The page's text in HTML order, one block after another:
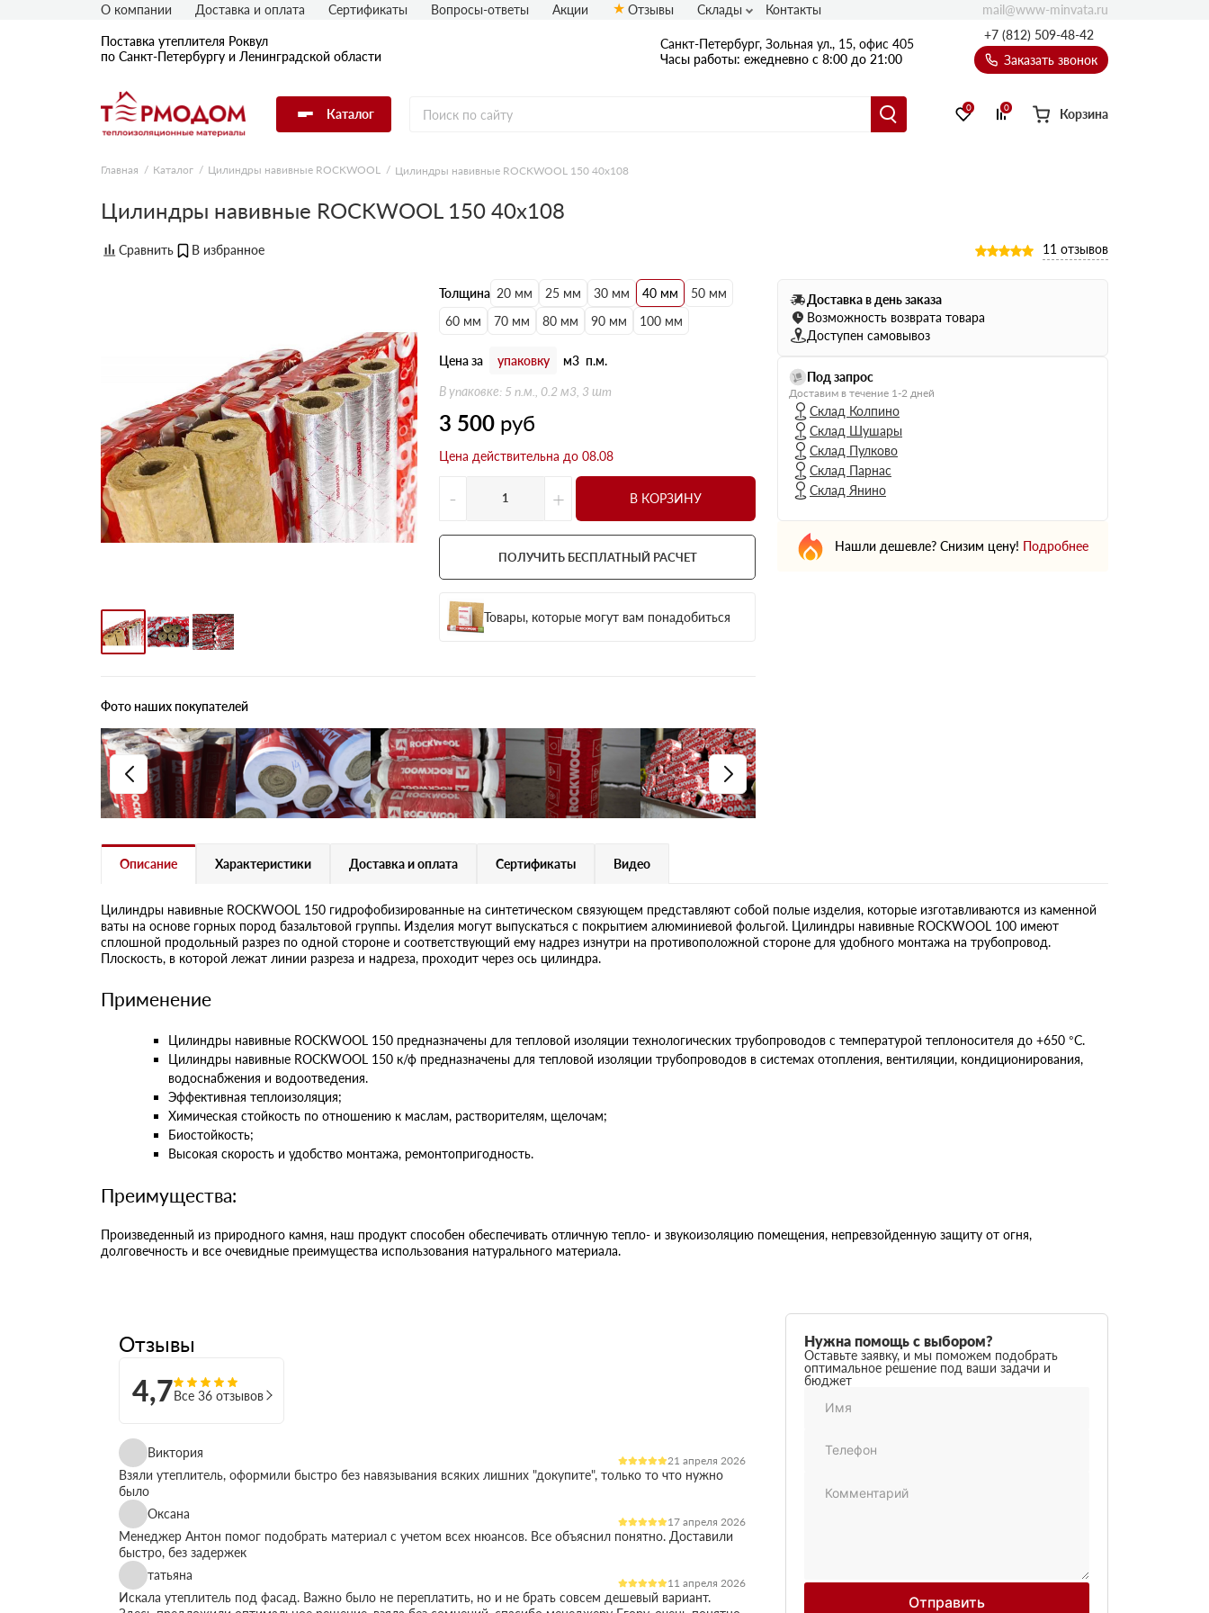
Поставка утеплителя Роквул
по Санкт-Петербургу и Ленинградской области
Санкт-Петербург, Зольная ул., 15, офис 405
Часы работы: ежедневно с 8:00 до 21:00
+7 (812) 509-48-42
Заказать звонок
Каталог 0 0 Корзина
О компании Доставка и оплата Сертификаты Вопросы-ответы Акции Отзывы Склады Контакты mail@www-minvata.ru
Главная Каталог Цилиндры навивные ROCKWOOL Цилиндры навивные ROCKWOOL 150 40х108
Цилиндры навивные ROCKWOOL 150 40х108
11 отзывов
Толщина 20 мм 25 мм 30 мм 40 мм
50 мм
60 мм
70 мм 80 мм 90 мм 100 мм
Цена за упаковку м3 п.м.
В упаковке: 5 п.м., 0.2 м3, 3 шт
3 500 руб
Цена действительна до 08.08
- + В КОРЗИНУ
ПОЛУЧИТЬ БЕСПЛАТНЫЙ РАСЧЕТ
Товары, которые могут вам понадобиться
Фото наших покупателей
Доставка в день заказа
Возможность возврата товара
Доступен самовывоз
Под запрос
Доставим в течение 1-2 дней
Склад Колпино
Склад Шушары
Склад Пулково
Склад Парнас
Склад Янино
Нашли дешевле? Снизим цену! Подробнее
Описание Характеристики Доставка и оплата Сертификаты Видео
Цилиндры навивные ROCKWOOL 150 гидрофобизированные на синтетическом связующем представляют собой полые изделия, которые изготавливаются из каменной
ваты на основе горных пород базальтовой группы. Изделия могут выпускаться с покрытием алюминиевой фольгой. Цилиндры навивные ROCKWOOL 100 имеют
сплошной продольный разрез по одной стороне и соответствующий ему надрез изнутри на противоположной стороне для удобного монтажа на трубопровод.
Плоскость, в которой лежат линии разреза и надреза, проходит через ось цилиндра.
Применение
Цилиндры навивные ROCKWOOL 150 предназначены для тепловой изоляции технологических трубопроводов с температурой теплоносителя до +650 °С.
Цилиндры навивные ROCKWOOL 150 к/ф предназначены для тепловой изоляции трубопроводов в системах отопления, вентиляции, кондиционирования,
водоснабжения и водоотведения.
Эффективная теплоизоляция;
Химическая стойкость по отношению к маслам, растворителям, щелочам;
Биостойкость;
Высокая скорость и удобство монтажа, ремонтопригодность.
Преимущества:
Произведенный из природного камня, наш продукт способен обеспечивать отличную тепло- и звукоизоляцию помещения, непревзойденную защиту от огня,
долговечность и все очевидные преимущества использования натурального материала.
Отзывы
4,7Все 36 отзывов
Виктория
21 апреля 2026
Взяли утеплитель, оформили быстро без навязывания всяких лишних "докупите", только то что нужно
было
Оксана
17 апреля 2026
Менеджер Антон помог подобрать материал с учетом всех нюансов. Все объяснил понятно. Доставили
быстро, без задержек
татьяна
11 апреля 2026
Искала утеплитель под фасад. Важно было не переплатить, но и не брать совсем дешевый вариант.
Нужна помощь с выбором?
Оставьте заявку, и мы поможем подобрать
оптимальное решение под ваши задачи и
бюджет
Отправить